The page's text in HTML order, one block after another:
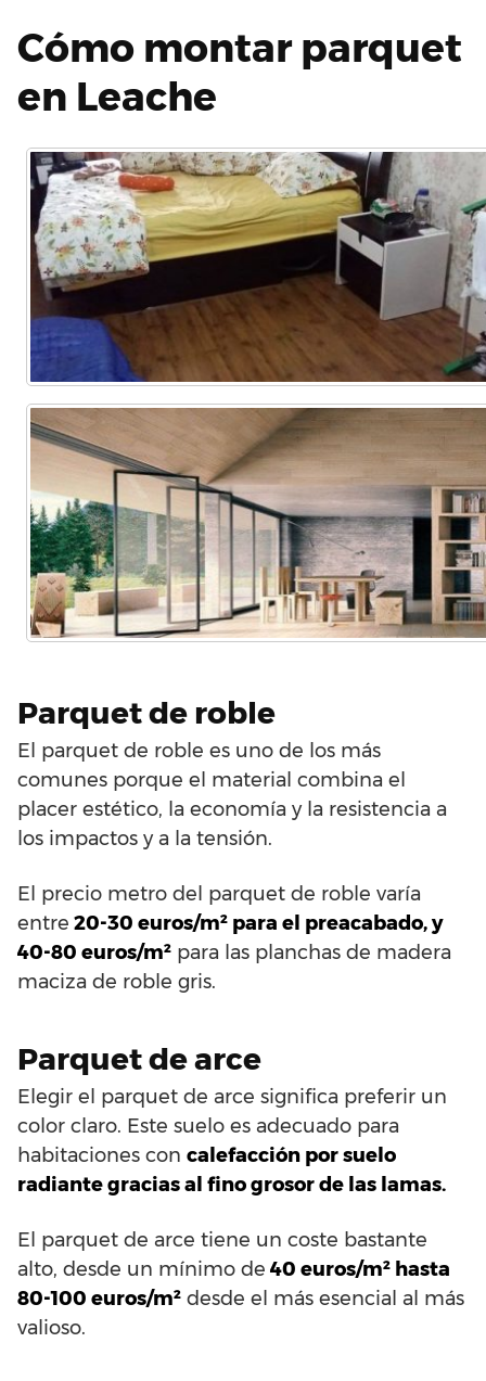
Cómo montar parquet
en Leache
Parquet de roble
El parquet de roble es uno de los más
comunes porque el material combina el
placer estético, la economía y la resistencia a
los impactos y a la tensión.
El precio metro del parquet de roble varía
entre 20-30 euros/m² para el preacabado, y
40-80 euros/m² para las planchas de madera
maciza de roble gris.
Parquet de arce
Elegir el parquet de arce significa preferir un
color claro. Este suelo es adecuado para
habitaciones con calefacción por suelo
radiante gracias al fino grosor de las lamas.
El parquet de arce tiene un coste bastante
alto, desde un mínimo de 40 euros/m² hasta
80-100 euros/m² desde el más esencial al más
valioso.